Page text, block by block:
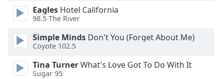
cancel
close
window.
Eagles Hotel California
98.5 The River
Simple Minds Don't You (Forget About Me)
Coyote 102.5
Tina TurnerWhat's Love Got To Do With It
Sugar 95